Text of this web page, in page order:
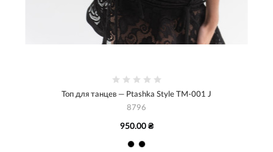
Топ для танцев — Ptashka Style TM-001 J
8796
950.00 ₴